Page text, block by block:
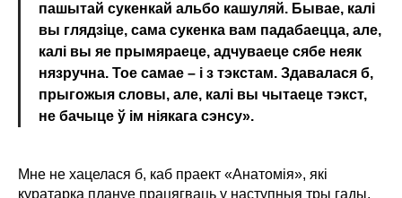
пашытай сукенкай альбо кашуляй. Бывае, калі
вы глядзіце, сама сукенка вам падабаецца, але,
калі вы яе прымяраеце, адчуваеце сябе неяк
нязручна. Тое самае – і з тэкстам. Здавалася б,
прыгожыя словы, але, калі вы чытаеце тэкст,
не бачыце ў ім ніякага сэнсу».
Мне не хацелася б, каб праект «Анатомія», які
куратарка плануе працягваць у наступныя тры гады,